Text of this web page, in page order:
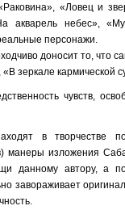
«Ловец и
акварель небес»,
персонажи.
доносит то, что
зеркале кармической
чувств,
в
изложения
данному автору, а
завораживает